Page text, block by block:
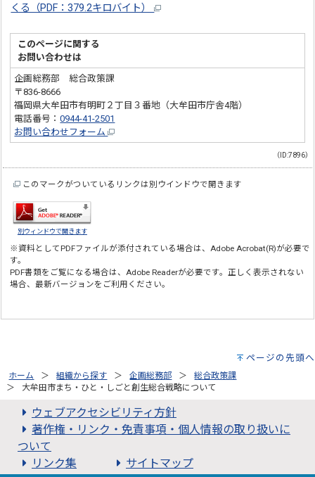
くる（PDF：379.2キロバイト）
このページに関する
お問い合わせは
企画総務部 総合政策課
〒836-8666
福岡県大牟田市有明町２丁目３番地（大牟田市庁舎4階）
電話番号：0944-41-2501
お問い合わせフォーム
（ID:7896）
このマークがついているリンクは別ウインドウで開きます
別ウィンドウで開きます
※資料としてPDFファイルが添付されている場合は、Adobe Acrobat(R)が必要で
す。
PDF書類をご覧になる場合は、Adobe Readerが必要です。正しく表示されない
場合、最新バージョンをご利用ください。
ページの先頭へ
ホーム 組織から探す 企画総務部
総合政策課
大牟田市まち・ひと・しごと創生総合戦略について
ウェブアクセシビリティ方針
著作権・リンク・免責事項・個人情報の取り扱いに
ついて
リンク集
サイトマップ